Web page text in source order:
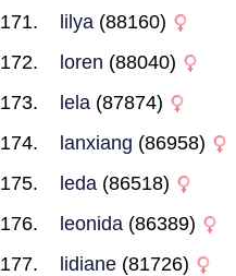
lilya (88160)
loren (88040)
lela (87874)
lanxiang (86958)
leda (86518)
leonida (86389)
lidiane (81726)